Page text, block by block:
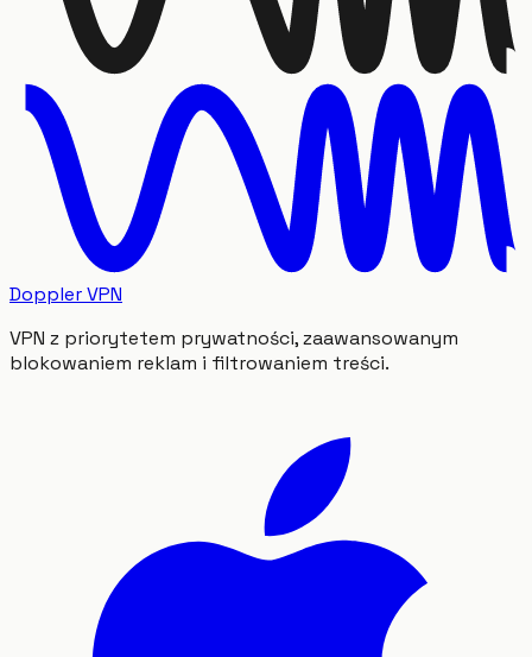
Doppler VPN
VPN z priorytetem prywatności, zaawansowanym
blokowaniem reklam i filtrowaniem treści.